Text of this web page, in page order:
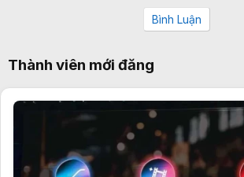
Bình Luận
Thành viên mới đăng